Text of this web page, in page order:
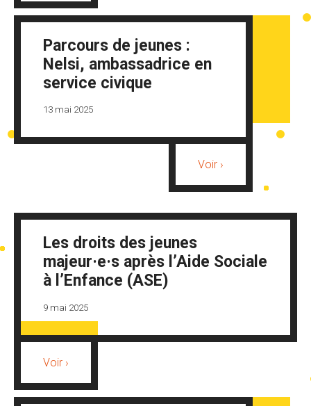
Parcours de jeunes :
Nelsi, ambassadrice en
service civique
13 mai 2025
Voir ›
Les droits des jeunes
majeur·e·s après l’Aide Sociale
à l’Enfance (ASE)
9 mai 2025
Voir ›